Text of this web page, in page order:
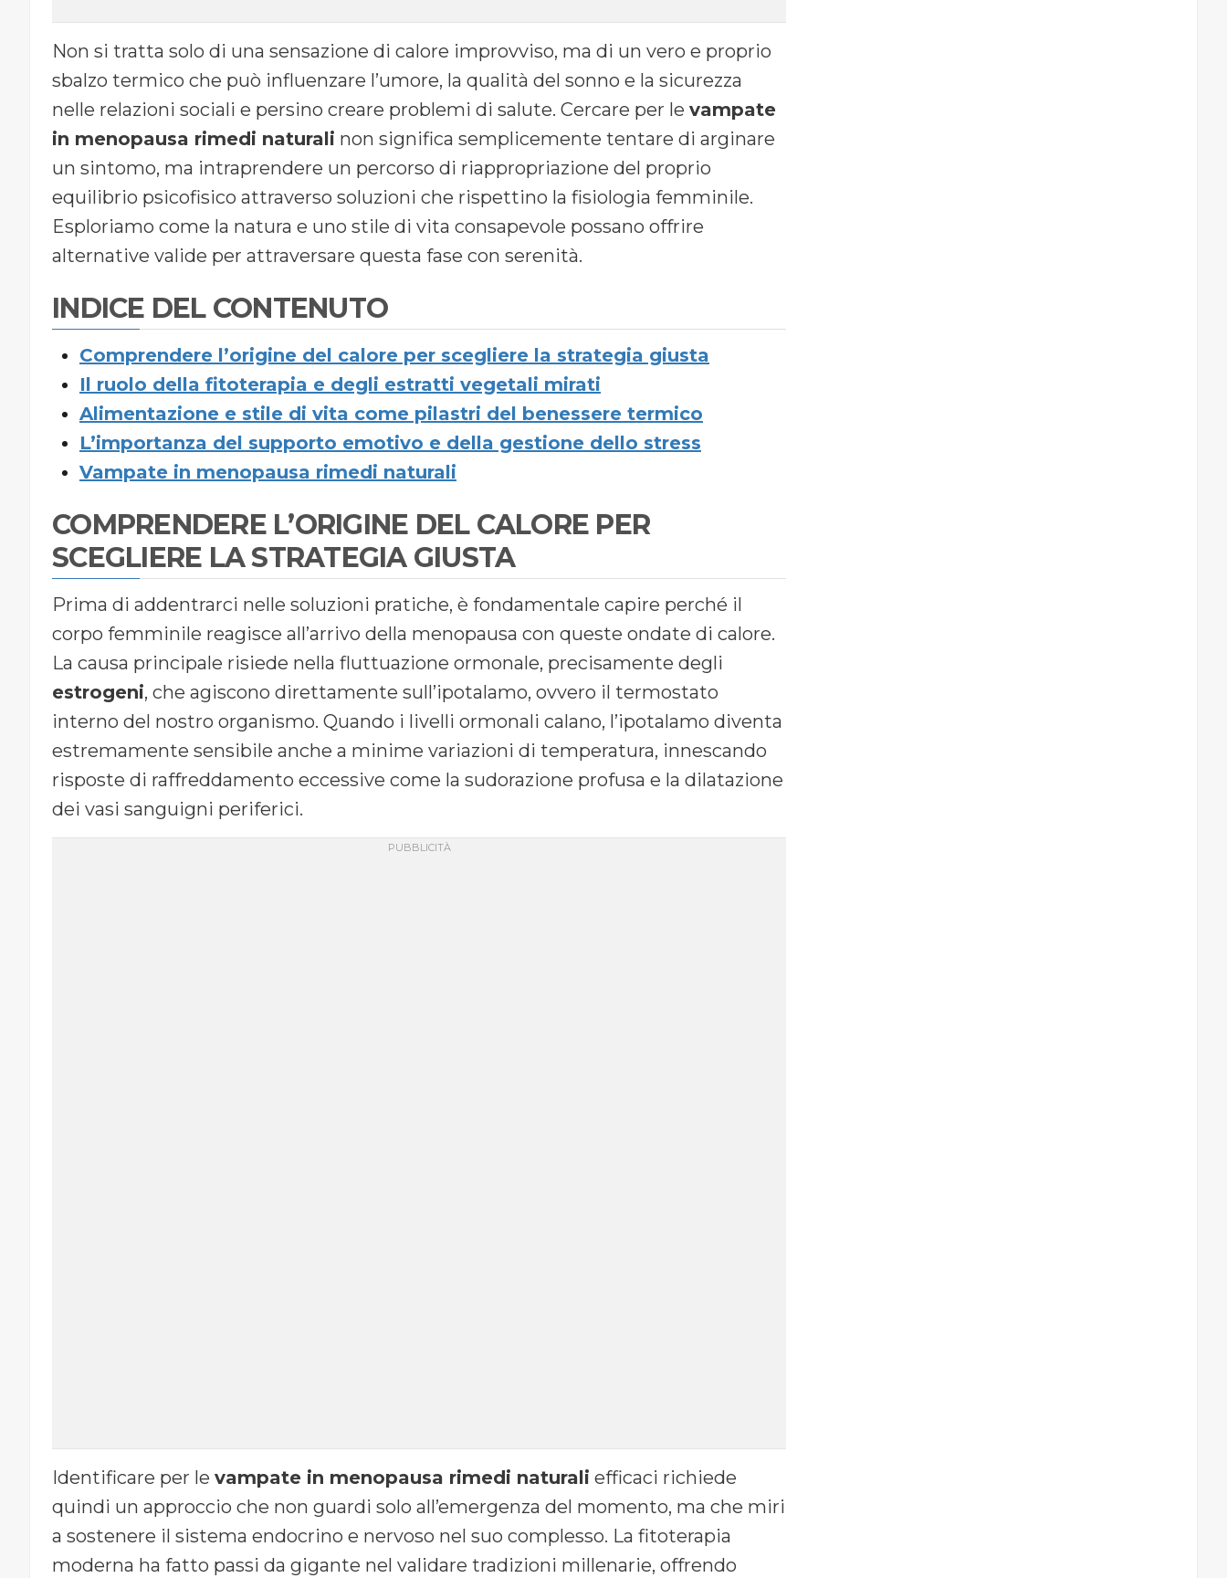
Non si tratta solo di una sensazione di calore improvviso, ma di un vero e proprio
sbalzo termico che può influenzare l’umore, la qualità del sonno e la sicurezza
nelle relazioni sociali e persino creare problemi di salute. Cercare per le vampate
in menopausa rimedi naturali non significa semplicemente tentare di arginare
un sintomo, ma intraprendere un percorso di riappropriazione del proprio
equilibrio psicofisico attraverso soluzioni che rispettino la fisiologia femminile.
Esploriamo come la natura e uno stile di vita consapevole possano offrire
alternative valide per attraversare questa fase con serenità.
INDICE DEL CONTENUTO
Comprendere l’origine del calore per scegliere la strategia giusta
Il ruolo della fitoterapia e degli estratti vegetali mirati
Alimentazione e stile di vita come pilastri del benessere termico
L’importanza del supporto emotivo e della gestione dello stress
Vampate in menopausa rimedi naturali
COMPRENDERE L’ORIGINE DEL CALORE PER
SCEGLIERE LA STRATEGIA GIUSTA
Prima di addentrarci nelle soluzioni pratiche, è fondamentale capire perché il
corpo femminile reagisce all’arrivo della menopausa con queste ondate di calore.
La causa principale risiede nella fluttuazione ormonale, precisamente degli
estrogeni, che agiscono direttamente sull’ipotalamo, ovvero il termostato
interno del nostro organismo. Quando i livelli ormonali calano, l’ipotalamo diventa
estremamente sensibile anche a minime variazioni di temperatura, innescando
risposte di raffreddamento eccessive come la sudorazione profusa e la dilatazione
dei vasi sanguigni periferici.
Identificare per le vampate in menopausa rimedi naturali efficaci richiede
quindi un approccio che non guardi solo all’emergenza del momento, ma che miri
a sostenere il sistema endocrino e nervoso nel suo complesso. La fitoterapia
moderna ha fatto passi da gigante nel validare tradizioni millenarie, offrendo